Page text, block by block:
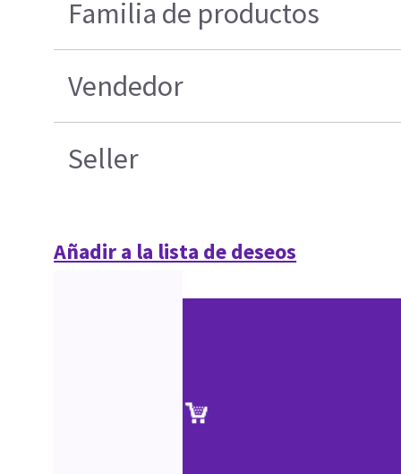
Familia de productos
Vendedor
Seller
Añadir a la lista de deseos